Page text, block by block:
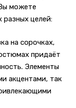
можете
разных целей:
на сорочках,
придаёт
Элементы
акцентами, так